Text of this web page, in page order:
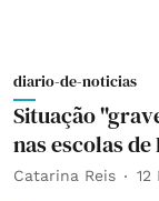
diario-de-noticias
Situação
nas escolas
Catarina Reis 12